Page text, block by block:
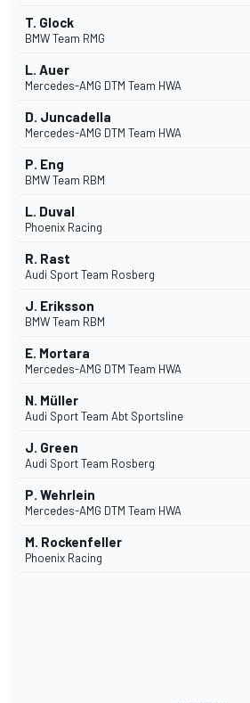
T. Glock
BMW Team RMG
L. Auer
Mercedes-AMG DTM Team HWA
D. Juncadella
Mercedes-AMG DTM Team HWA
P. Eng
BMW Team RBM
L. Duval
Phoenix Racing
R. Rast
Audi Sport Team Rosberg
J. Eriksson
BMW Team RBM
E. Mortara
Mercedes-AMG DTM Team HWA
N. Müller
Audi Sport Team Abt Sportsline
J. Green
Audi Sport Team Rosberg
P. Wehrlein
Mercedes-AMG DTM Team HWA
M. Rockenfeller
Phoenix Racing